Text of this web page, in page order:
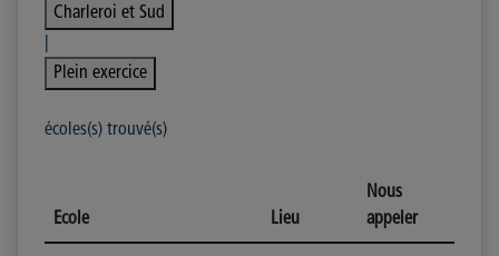
Charleroi et Sud
Plein exercice
écoles(s) trouvé(s)
Ecole Lieu
Nous
appeler